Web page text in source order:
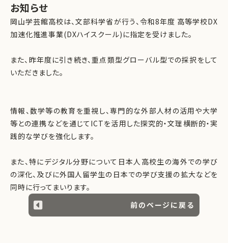
お知らせ
岡山学芸館高校は、文部科学省が行う、令和8年度 高等学校DX
加速化推進事業(DXハイスクール)に指定を受けました。
また、昨年度に引き続き、重点類型グローバル型での採択をして
いただきました。
情報、数学等の教育を重視し、専門的な外部人材の活用や大学
等との連携などを通じてICTを活用した探究的・文理横断的・実
践的な学びを強化します。
また、特にデジタル分野について日本人高校生の海外での学び
の深化、及びに外国人留学生の日本での学び支援の拡大などを
同時に行ってまいります。
前のページに戻る